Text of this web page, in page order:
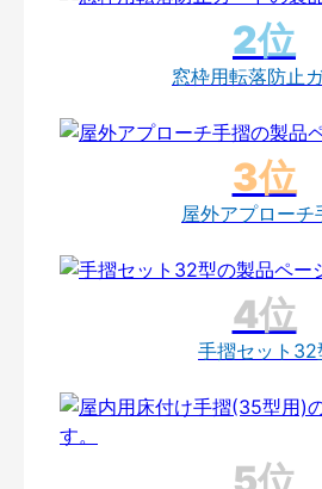
窓枠用転落防止
屋外アプローチ
手摺セット32